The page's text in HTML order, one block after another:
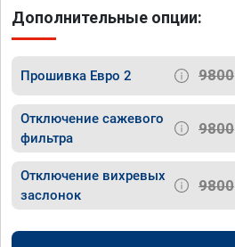
Дополнительные опции:
Прошивка Евро 2 9800
Отключение сажевого
фильтра
9800
Отключение вихревых
заслонок
9800